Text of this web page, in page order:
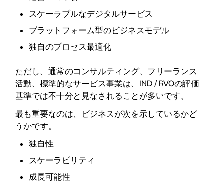
スケーラブルなデジタルサービス
プラットフォーム型のビジネスモデル
独自のプロセス最適化
ただし、通常のコンサルティング、フリーランス
活動、標準的なサービス事業は、 IND / RVOの評価
基準では不十分と見なされることが多いです。
最も重要なのは、ビジネスが次を示しているかど
うかです。
独自性
スケーラビリティ
成長可能性